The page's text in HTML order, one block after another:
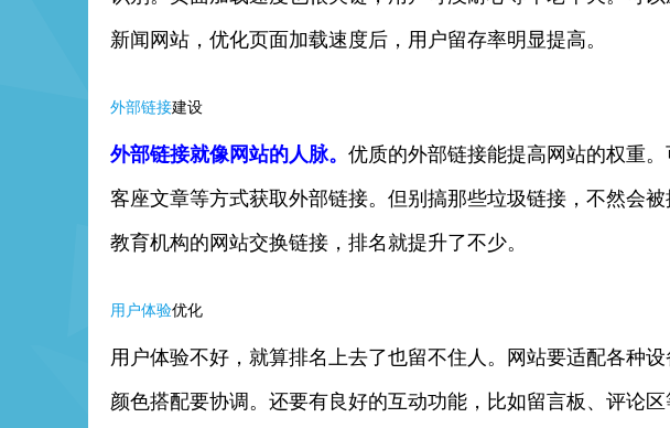
新闻网站，优化页面加载速度后，用户留存率明显提高。
外部链接建设
外部链接就像网站的人脉。 优质的外部链接能提高网站的权重
客座文章等方式获取外部链接。但别搞那些垃圾链接，不然会
教育机构的网站交换链接，排名就提升了不少。
用户体验优化
用户体验不好，就算排名上去了也留不住人。网站要适配各种
颜色搭配要协调。还要有良好的互动功能，比如留言板、评论